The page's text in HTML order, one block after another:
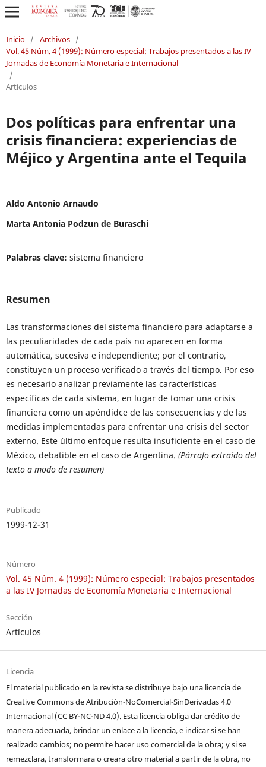
Inicio / Archivos /
Vol. 45 Núm. 4 (1999): Número especial: Trabajos presentados a las IV
Jornadas de Economía Monetaria e Internacional
/
Artículos
Dos políticas para enfrentar una
crisis financiera: experiencias de
Méjico y Argentina ante el Tequila
Aldo Antonio Arnaudo
Marta Antonia Podzun de Buraschi
Palabras clave: sistema financiero
Resumen
Las transformaciones del sistema financiero para adaptarse a
las peculiaridades de cada país no aparecen en forma
automática, sucesiva e independiente; por el contrario,
constituyen un proceso verificado a través del tiempo. Por eso
es necesario analizar previamente las características
específicas de cada sistema, en lugar de tomar una crisis
financiera como un apéndidce de las consecuencias y de las
medidas implementadas para enfrentar una crisis del sector
externo. Este último enfoque resulta insuficiente en el caso de
México, debatible en el caso de Argentina. (Párrafo extraído del
texto a modo de resumen)
Publicado
1999-12-31
Número
Vol. 45 Núm. 4 (1999): Número especial: Trabajos presentados
a las IV Jornadas de Economía Monetaria e Internacional
Sección
Artículos
Licencia
El material publicado en la revista se distribuye bajo una licencia de
Creative Commons de Atribución-NoComercial-SinDerivadas 4.0
Internacional (CC BY-NC-ND 4.0). Esta licencia obliga dar crédito de
manera adecuada, brindar un enlace a la licencia, e indicar si se han
realizado cambios; no permite hacer uso comercial de la obra; y si se
remezclara, transformara o creara otro material a partir de la obra, no